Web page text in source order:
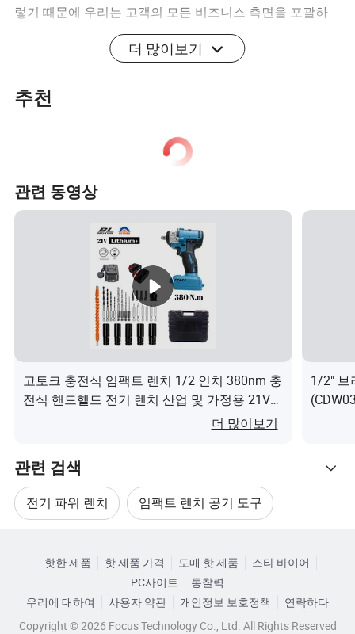
렇기 때문에 우리는 고객의 모든 비즈니스 측면을 포괄하
는 최고의 서비스를 제공할 수 있습니다. 우리는 경쟁력 있
는 가격과 믿을 수 있는 품질로 제품을 제공함으로써 고객
이 시장 입지를 강화할 수 있도록 도울 것입니다.
더 많이보기
추천
관련 동영상
고토크 충전식 임팩트 렌치 1/2 인치 380nm 충
전식 핸드헬드 전기 렌치 산업 및 가정용 21V
더 많이보기
1/2" 브
관련 검색
전기 파워 렌치 임팩트 렌치 공기 도구
전동 임팩트 렌치
카테고리로 찾아보기
핫한 제품 핫 제품 가격 도매 핫 제품
스타 바이어
PC사이트
통찰력
우리에 대하여
사용자 약관 개인정보 보호정책
연락하다
Copyright © 2026 Focus Technology Co., Ltd. All Rights Reserved